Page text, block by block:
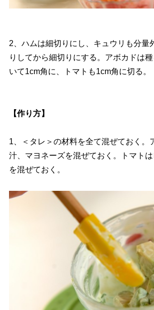
2、ハムは細切りにし、キュウリも分量
りしてから細切りにする。アボカドは
いて1cm角に、トマトも1cm角に切る。
【作り方】
1、＜タレ＞の材料を全て混ぜておく。
汁、マヨネーズを混ぜておく。トマト
を混ぜておく。